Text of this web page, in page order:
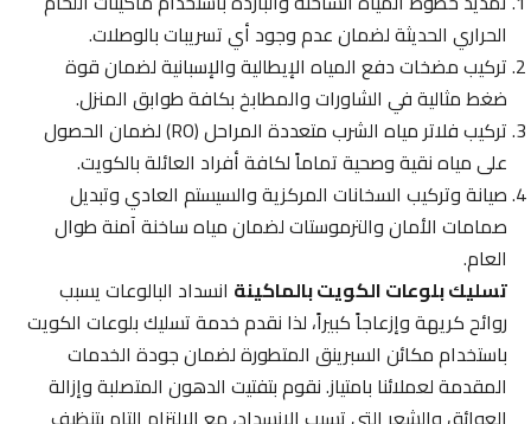
الحراري الحديثة لضمان عدم وجود أي تسريبات بالوصلات.
تركيب مضخات دفع المياه الإيطالية والإسبانية لضمان قوة
ضغط مثالية في الشاورات والمطابخ بكافة طوابق المنزل.
تركيب فلاتر مياه الشرب متعددة المراحل (RO) لضمان الحصول
على مياه نقية وصحية تماماً لكافة أفراد العائلة بالكويت.
صيانة وتركيب السخانات المركزية والسيستم العادي وتبديل
صمامات الأمان والترموستات لضمان مياه ساخنة آمنة طوال
العام.
تسليك بلوعات الكويت بالماكينةانسداد البالوعات يسبب
روائح كريهة وإزعاجاً كبيراً، لذا نقدم خدمة تسليك بلوعات الكويت
باستخدام مكائن السبرينق المتطورة لضمان جودة الخدمات
المقدمة لعملائنا بامتياز. نقوم بتفتيت الدهون المتصلبة وإزالة